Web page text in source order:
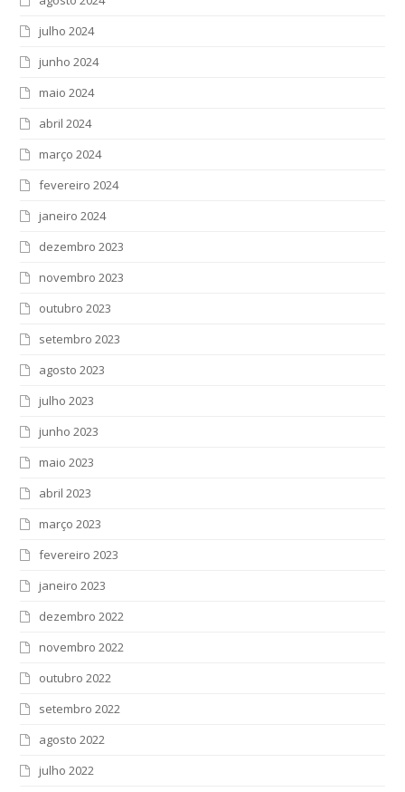
julho 2024
junho 2024
maio 2024
abril 2024
março 2024
fevereiro 2024
janeiro 2024
dezembro 2023
novembro 2023
outubro 2023
setembro 2023
agosto 2023
julho 2023
junho 2023
maio 2023
abril 2023
março 2023
fevereiro 2023
janeiro 2023
dezembro 2022
novembro 2022
outubro 2022
setembro 2022
agosto 2022
julho 2022